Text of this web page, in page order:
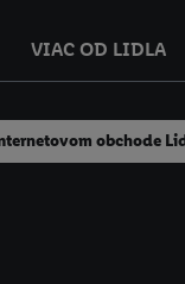
VIAC OD LIDLA